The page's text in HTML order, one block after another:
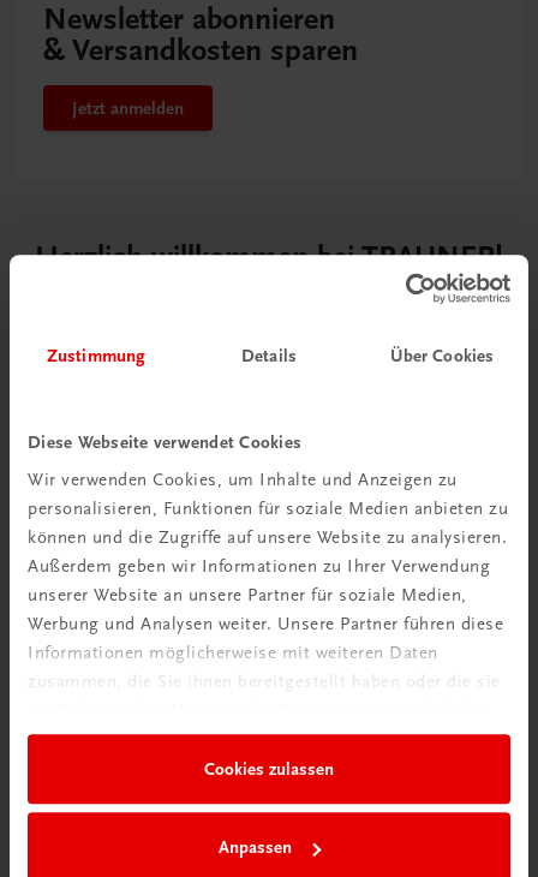
Zustimmung Details Über Cookies
Diese Webseite verwendet Cookies
Wir verwenden Cookies, um Inhalte und Anzeigen zu
personalisieren, Funktionen für soziale Medien anbieten zu
können und die Zugriffe auf unsere Website zu analysieren.
Außerdem geben wir Informationen zu Ihrer Verwendung
unserer Website an unsere Partner für soziale Medien,
Werbung und Analysen weiter. Unsere Partner führen diese
Informationen möglicherweise mit weiteren Daten
zusammen, die Sie ihnen bereitgestellt haben oder die sie
Cookies zulassen
Anpassen
Newsletter abonnieren
& Versandkosten sparen
Jetzt anmelden
Herzlich willkommen bei TRAUNER!
Wir sind ein österreichisches Familienunternehmen mit
75 Mitarbeiterinnen und Mitarbeitern, die eines verbindet:
Begeisterung für unsere Produkte.
mehr erfahren
Köglstraße 14 | 4020 Linz
Österreich/Austria
Tel.:
buchservice@trauner.at